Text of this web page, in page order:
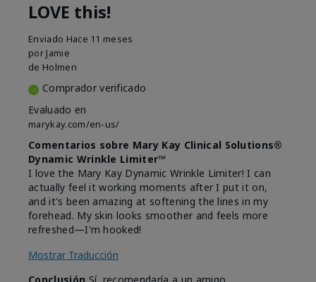
LOVE this!
Enviado Hace 11 meses
por Jamie
de Holmen
Comprador verificado
Evaluado en
marykay.com/en-us/
Comentarios sobre Mary Kay Clinical Solutions®
Dynamic Wrinkle Limiter™
I love the Mary Kay Dynamic Wrinkle Limiter! I can
actually feel it working moments after I put it on,
and it's been amazing at softening the lines in my
forehead. My skin looks smoother and feels more
refreshed—I'm hooked!
Mostrar Traducción